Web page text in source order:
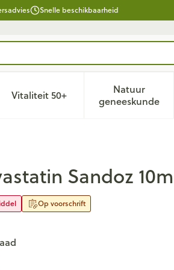
Snelle beschikbaarheid
categorie
en vitamines categorie
voor Zwangerschap en kinderen
Vitaliteit 50+Toon submenu voor Vitaliteit
Natuur
geneeskunde
Toon
100 HdpeSandoz
Op voorschrift